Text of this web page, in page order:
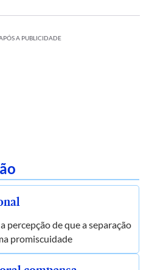
A PUBLICIDADE
percepção de que a separação
promiscuidade